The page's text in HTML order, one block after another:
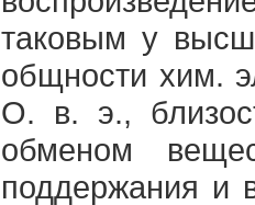
таковым у
общности хим.
О. в. э.,
обменом
поддержания и